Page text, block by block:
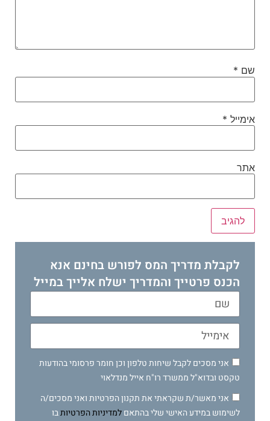
שם *
אימייל *
אתר
לקבלת מדריך המס לפורש בחינם אנא
הכנס פרטייך והמדריך ישלח אלייך במייל
אני מסכים לקבל שיחות טלפון וכן חומר פרסומי בהודעות
טקסט ובדוא"ל ממשרד רו"ח אייל מנדלאוי
אני מאשר/ת שקראתי את תקנון הפרטיות ואני מסכים/ה
לשימוש במידע האישי שלי בהתאםלמדיניות הפרטיותבו